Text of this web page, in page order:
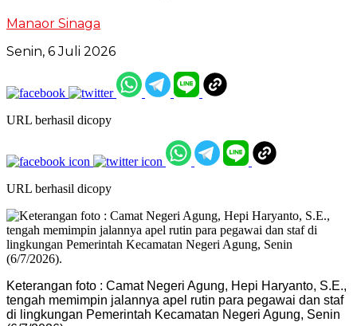
Manaor Sinaga
Senin, 6 Juli 2026
URL berhasil dicopy
URL berhasil dicopy
Keterangan foto : Camat Negeri Agung, Hepi Haryanto, S.E.,
tengah memimpin jalannya apel rutin para pegawai dan staf
di lingkungan Pemerintah Kecamatan Negeri Agung, Senin